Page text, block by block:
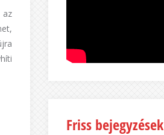
az
Friss bejegyzések